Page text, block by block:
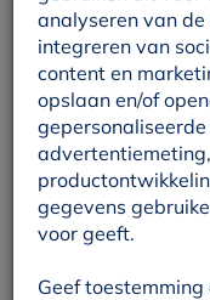
bekend
in
De komst van een
Veenendaal is
Veenwarmte
analyseren van
integreren van
content en
opslaan en/of
gegevens
voor geeft.
Geef